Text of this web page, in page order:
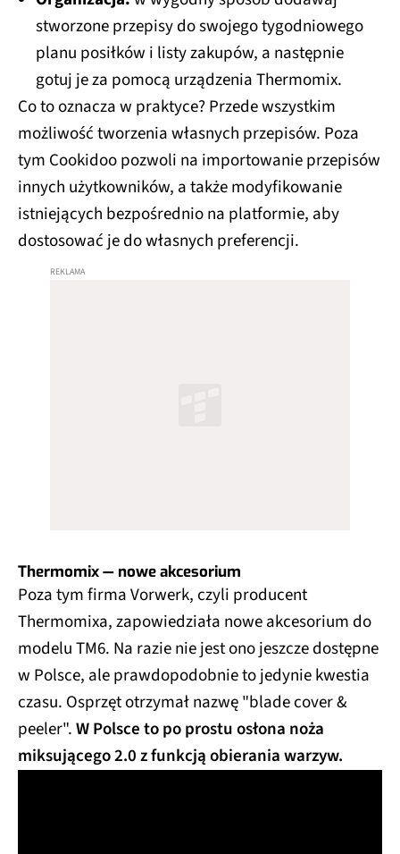
stworzone przepisy do swojego tygodniowego
planu posiłków i listy zakupów, a następnie
gotuj je za pomocą urządzenia Thermomix.
Co to oznacza w praktyce? Przede wszystkim
możliwość tworzenia własnych przepisów. Poza
tym Cookidoo pozwoli na importowanie przepisów
innych użytkowników, a także modyfikowanie
istniejących bezpośrednio na platformie, aby
dostosować je do własnych preferencji.
Thermomix — nowe akcesorium
Poza tym firma Vorwerk, czyli producent
Thermomixa, zapowiedziała nowe akcesorium do
modelu TM6. Na razie nie jest ono jeszcze dostępne
w Polsce, ale prawdopodobnie to jedynie kwestia
czasu. Osprzęt otrzymał nazwę "blade cover &
peeler".W Polsce to po prostu osłona noża
miksującego 2.0 z funkcją obierania warzyw.